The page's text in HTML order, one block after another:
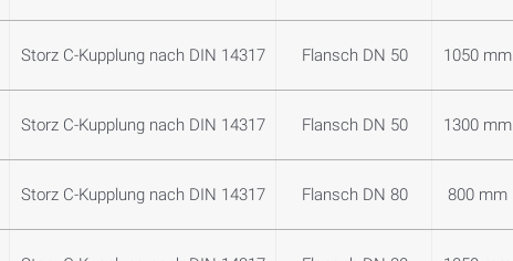
Storz C-Kupplung nach DIN 14317 Flansch DN 50 1050 mm
Storz C-Kupplung nach DIN 14317 Flansch DN 50 1300 mm
Storz C-Kupplung nach DIN 14317 Flansch DN 80 800 mm